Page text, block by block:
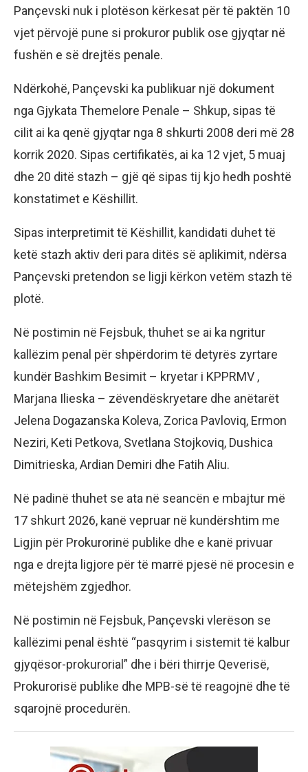
Pançevski nuk i plotëson kërkesat për të paktën 10
vjet përvojë pune si prokuror publik ose gjyqtar në
fushën e së drejtës penale.
Ndërkohë, Pançevski ka publikuar një dokument
nga Gjykata Themelore Penale – Shkup, sipas të
cilit ai ka qenë gjyqtar nga 8 shkurti 2008 deri më 28
korrik 2020. Sipas certifikatës, ai ka 12 vjet, 5 muaj
dhe 20 ditë stazh – gjë që sipas tij kjo hedh poshtë
konstatimet e Këshillit.
Sipas interpretimit të Këshillit, kandidati duhet të
ketë stazh aktiv deri para ditës së aplikimit, ndërsa
Pançevski pretendon se ligji kërkon vetëm stazh të
plotë.
Në postimin në Fejsbuk, thuhet se ai ka ngritur
kallëzim penal për shpërdorim të detyrës zyrtare
kundër Bashkim Besimit – kryetar i KPPRMV ,
Marjana Ilieska – zëvendëskryetare dhe anëtarët
Jelena Dogazanska Koleva, Zorica Pavloviq, Ermon
Neziri, Keti Petkova, Svetlana Stojkoviq, Dushica
Dimitrieska, Ardian Demiri dhe Fatih Aliu.
Në padinë thuhet se ata në seancën e mbajtur më
17 shkurt 2026, kanë vepruar në kundërshtim me
Ligjin për Prokurorinë publike dhe e kanë privuar
nga e drejta ligjore për të marrë pjesë në procesin e
mëtejshëm zgjedhor.
Në postimin në Fejsbuk, Pançevski vlerëson se
kallëzimi penal është “pasqyrim i sistemit të kalbur
gjyqësor-prokurorial” dhe i bëri thirrje Qeverisë,
Prokurorisë publike dhe MPB-së të reagojnë dhe të
sqarojnë procedurën.